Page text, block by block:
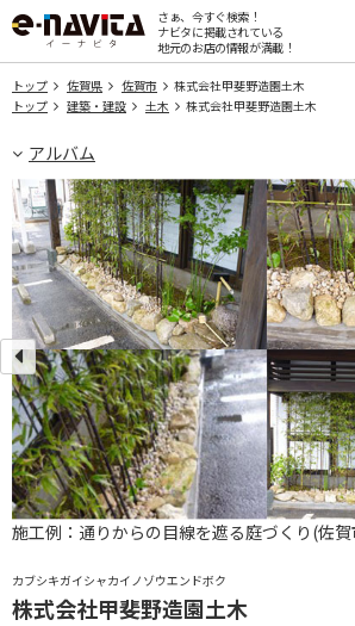
さぁ、今すぐ検索！
ナビタに掲載されている
地元のお店の情報が満載！
トップ 佐賀県 佐賀市
株式会社甲斐野造園土木
トップ
建築・建設 土木 株式会社甲斐野造園土木
アルバム
カブシキガイシャカイノゾウエンドボク
株式会社甲斐野造園土木
施工例：通りからの目線を遮る庭づくり(佐